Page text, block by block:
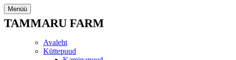
Menüü
TAMMARU FARM
Avaleht
Küttepuud